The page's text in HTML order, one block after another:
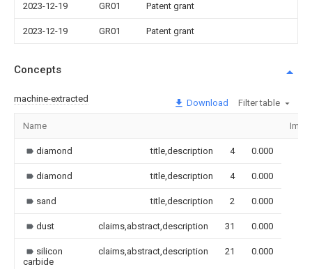
2023-12-19 GR01 Patent grant
2023-12-19 GR01 Patent grant
Concepts
machine-extracted Download Filter table
Name
diamond title,description 4 0.000
diamond title,description 4 0.000
sand title,description 2 0.000
dust claims,abstract,description 31 0.000
silicon
carbide
claims,abstract,description 21 0.000